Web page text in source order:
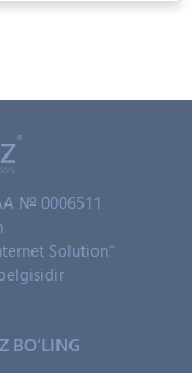
№ 0006511
Solution"
BO‘LING